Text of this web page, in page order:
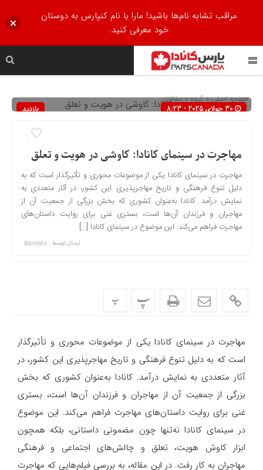
صفحه اصلی» گروه »مقالات
30 جولای 2025 - 8:23
بازدید
1
مهاجرت در سینمای کانادا: کاوشی در هویت و تعلق
مهاجرت در سینمای کانادا یکی از موضوعات محوری و تأثیرگذار است که به
دلیل تنوع فرهنگی و تاریخ مهاجرپذیری این کشور، در آثار متعددی به
نمایش درآمد. کانادا به‌عنوان کشوری که بخش بزرگی از جمعیت آن از
مهاجران و فرزندان آن‌ها است، بستری غنی برای روایت داستان‌های
مهاجرت فراهم می‌کند. این موضوع در سینمای کانادا […]
ارسال توسط : darvishi
پ پ
مهاجرت در سینمای کانادا یکی از موضوعات محوری و تأثیرگذار
است که به دلیل تنوع فرهنگی و تاریخ مهاجرپذیری این کشور، در
آثار متعددی به نمایش درآمد. کانادا به‌عنوان کشوری که بخش
بزرگی از جمعیت آن از مهاجران و فرزندان آن‌ها است، بستری
غنی برای روایت داستان‌های مهاجرت فراهم می‌کند. این موضوع
در سینمای کانادا نه‌تنها چون مضمونی داستانی، بلکه همچون
ابزار کاوش هویت، تعلق و چالش‌های اجتماعی و فرهنگی
مهاجران به کار رفت. در این مقاله، به بررسی فیلم‌هایی که مهاجرت
مراقب تشابه نام‌ها باشید! مارا با نام کنپارس به دوستان
خود معرفی کنید.